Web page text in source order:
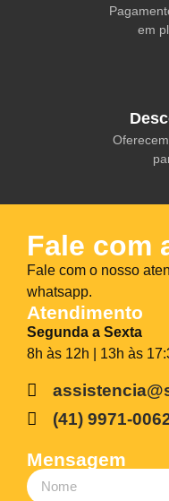
em
Fale com
Fale com o nosso
whatsapp.
Atendimento
Segunda a Sexta
8h às 12h | 13h às
(41) 9971-
Mensagem